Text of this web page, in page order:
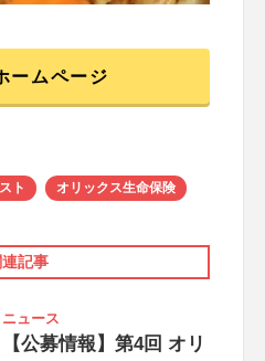
ームページ
ト オリックス生命保険
連記事
ニュース
【公募情報】第4回 オリ